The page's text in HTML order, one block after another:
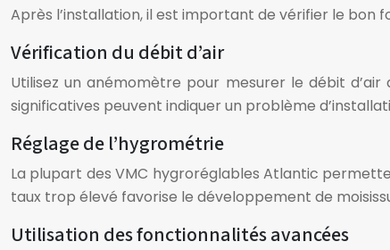
Après l’installation, il est important de vérifier le
Vérification du débit d’air
Utilisez un anémomètre pour mesurer le débit d’air
significatives peuvent indiquer un problème
Réglage de l’hygrométrie
La plupart des VMC hygroréglables Atlantic
taux trop élevé favorise le développement de
Utilisation des fonctionnalités avancées